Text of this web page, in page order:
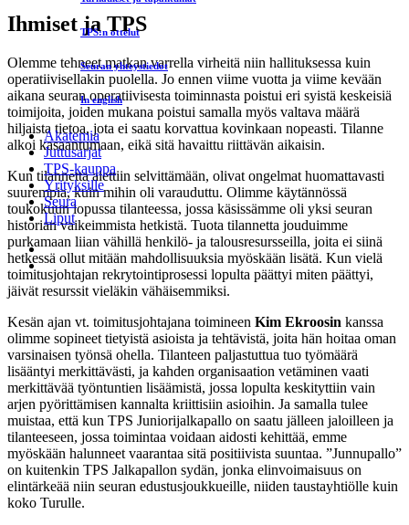
TPS:n ottelut
Seuran yhteystiedot
In english
Akatemia
Juttusarjat
TPS-kauppa
Yrityksille
Seura
Liput
Ihmiset ja TPS
Olemme tehneet matkan varrella virheitä niin hallituksessa kuin
operatiivisellakin puolella. Jo ennen viime vuotta ja viime kevään
aikana seuran operatiivisesta toiminnasta poistui eri syistä keskeisiä
toimijoita, joiden mukana poistui samalla myös valtava määrä
hiljaista tietoa, jota ei saatu korvattua kovinkaan nopeasti. Tilanne
alkoi kasaantumaan, eikä sitä havaittu riittävän aikaisin.
Kun tilannetta alettiin selvittämään, olivat ongelmat huomattavasti
suurempia, kuin mihin oli varauduttu. Olimme käytännössä
toukokuun lopussa tilanteessa, jossa käsissämme oli yksi seuran
historian vaikeimmista hetkistä. Tuota tilannetta jouduimme
purkamaan liian vähillä henkilö- ja talousresursseilla, joita ei siinä
hetkessä ollut mitään mahdollisuuksia myöskään lisätä. Kun vielä
toimitusjohtajan rekrytointiprosessi lopulta päättyi miten päättyi,
jäivät resurssit vieläkin vähäisemmiksi.
Kesän ajan vt. toimitusjohtajana toimineen Kim Ekroosin kanssa
olimme sopineet tietyistä asioista ja tehtävistä, joita hän hoitaa oman
varsinaisen työnsä ohella. Tilanteen paljastuttua tuo työmäärä
lisääntyi merkittävästi, ja kahden organisaation vetäminen vaati
merkittävää työntuntien lisäämistä, jossa lopulta keskityttiin vain
arjen pyörittämisen kannalta kriittisiin asioihin. Ja samalla tulee
muistaa, että kun TPS Juniorijalkapallo on saatu jälleen jaloilleen ja
tilanteeseen, jossa toimintaa voidaan aidosti kehittää, emme
myöskään halunneet vaarantaa sitä positiivista suuntaa. ”Junnupallo”
on kuitenkin TPS Jalkapallon sydän, jonka elinvoimaisuus on
elintärkeää niin seuran edustusjoukkueille, niiden taustayhtiölle kuin
koko Turulle.